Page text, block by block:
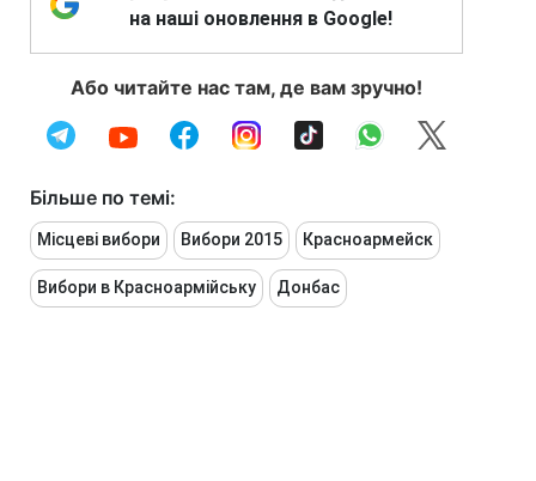
на наші оновлення в Google!
Або читайте нас там, де вам зручно!
Більше по темі:
Місцеві вибори Вибори 2015 Красноармейск
Вибори в Красноармійську Донбас